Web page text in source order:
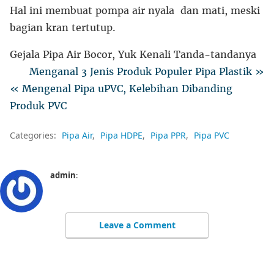
Hal ini membuat pompa air nyala dan mati, meski
bagian kran tertutup.
Gejala Pipa Air Bocor, Yuk Kenali Tanda-tandanya
Menganal 3 Jenis Produk Populer Pipa Plastik »
« Mengenal Pipa uPVC, Kelebihan Dibanding
Produk PVC
Categories: Pipa Air Pipa HDPE Pipa PPR Pipa PVC
admin:
Leave a Comment